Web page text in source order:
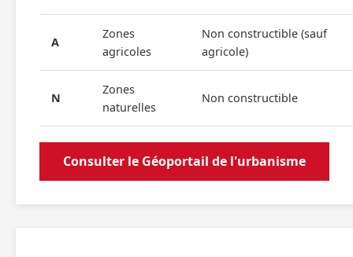
A
Zones
agricoles
Non constructible (sauf
agricole)
N
Zones
naturelles
Non constructible
Consulter le Géoportail de l'urbanisme